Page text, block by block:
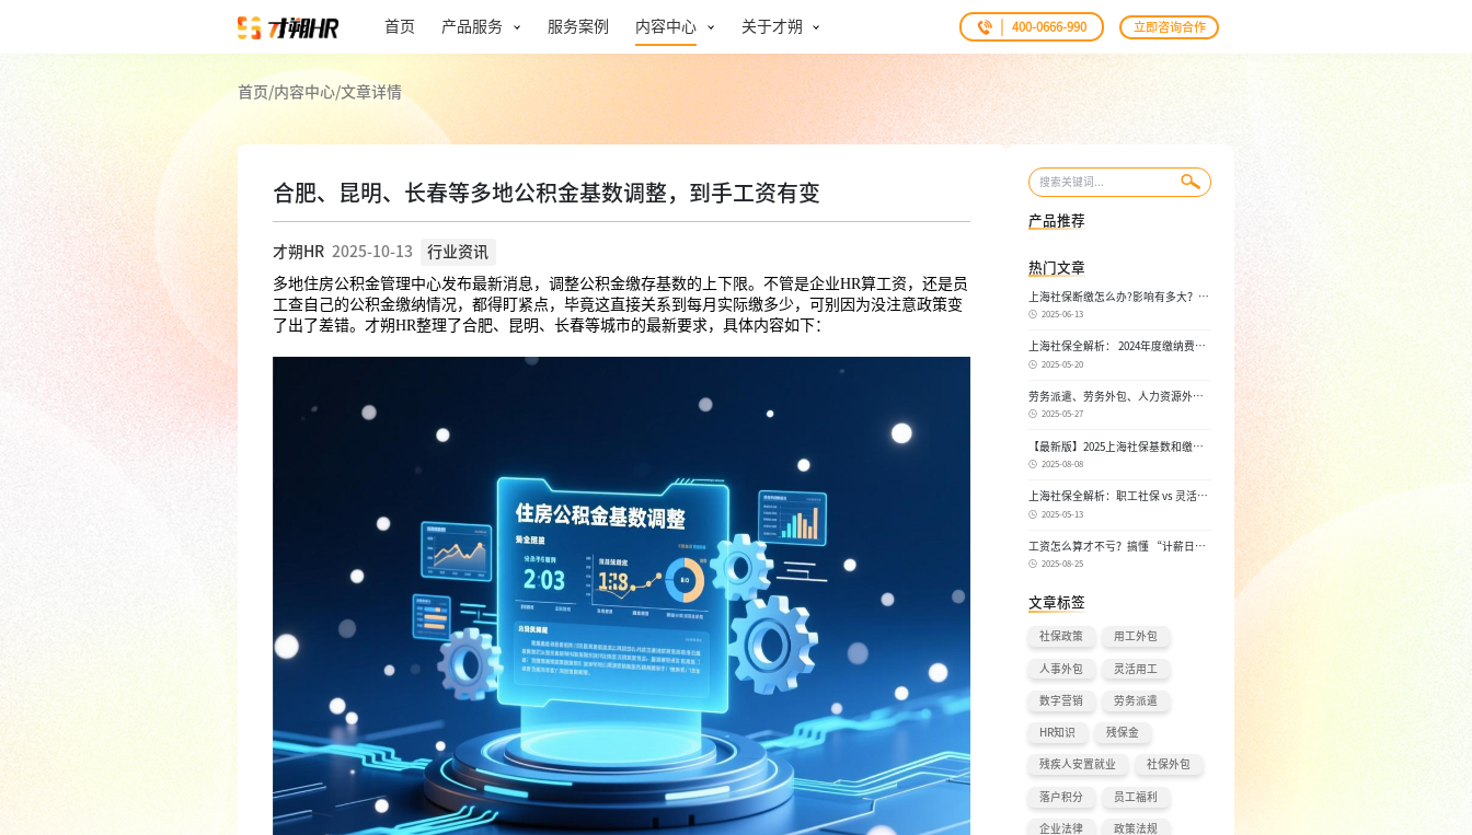
首页 产品服务 服务案例 内容中心 关于才朔 400-0666-990 立即咨询合作
首页/内容中心/文章详情
合肥、昆明、长春等多地公积金基数调整，到手工资有变
才朔HR 2025-10-13 行业资讯
多地住房公积金管理中心发布最新消息，调整公积金缴存基数的上下限。不管是企业HR算工资，还是员
工查自己的公积金缴纳情况，都得盯紧点，毕竟这直接关系到每月实际缴多少，可别因为没注意政策变
了出了差错。才朔HR整理了合肥、昆明、长春等城市的最新要求，具体内容如下：
产品推荐
热门文章
上海社保断缴怎么办?影响有多大？自
己如何续缴社保呢
2025-06-13
上海社保全解析： 2024年度缴纳费
用，不同人群，全面对比！
2025-05-20
劳务派遣、劳务外包、人力资源外
包：三者区别， 一文读懂
2025-05-27
【最新版】2025上海社保基数和缴费
比例，一文读懂是怎么算的
2025-08-08
上海社保全解析：职工社保 vs 灵活就
业社保，区别在哪？一次讲清楚！
2025-05-13
工资怎么算才不亏？搞懂 “计薪日”
和 “实际工作日”，少扣钱多拿钱！
2025-08-25
文章标签
社保政策 用工外包
人事外包 灵活用工
数字营销 劳务派遣
HR知识 残保金
残疾人安置就业 社保外包
落户积分 员工福利
企业法律 政策法规